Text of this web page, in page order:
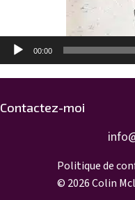
Lecteur
audio
00:00
Contactez-moi
Politique de
© 2026 Colin